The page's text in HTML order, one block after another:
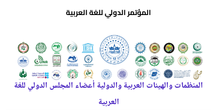
المؤتمر الدولي للغة العربية
المنظمات والهيئات العربية والدولية أعضاء المجلس الدولي للغة
العربية